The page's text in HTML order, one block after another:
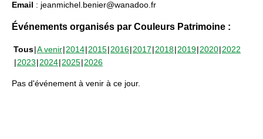
Email : jeanmichel.benier@wanadoo.fr
Événements organisés par Couleurs Patrimoine :
Tous A venir 2014 2015 2016 2017 2018 2019 2020 2022
2023 2024 2025 2026
Pas d'événement à venir à ce jour.